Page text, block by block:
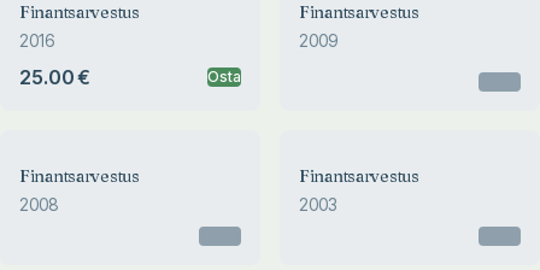
Finantsarvestus
2016
25.00 € Osta
Finantsarvestus
2009
Finantsarvestus
2008
Finantsarvestus
2003